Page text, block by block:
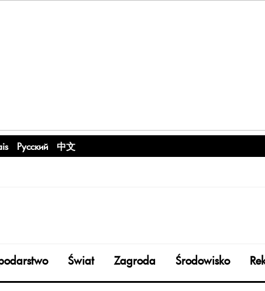
Русский 中文
Świat Zagroda Środowisko